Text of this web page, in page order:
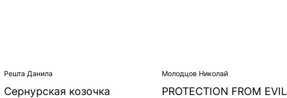
Решта Данила
Сернурская козочка
Молодцов Николай
PROTECTION FROM EVIL